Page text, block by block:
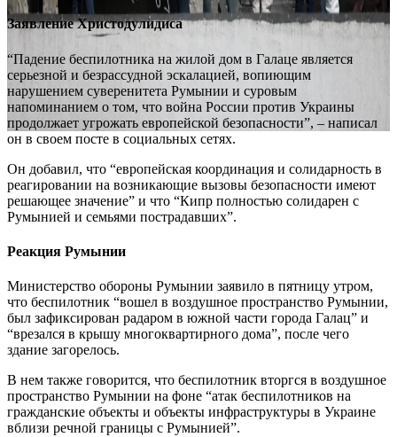
Заявление Христодулидиса
“Падение беспилотника на жилой дом в Галаце является
серьезной и безрассудной эскалацией, вопиющим
нарушением суверенитета Румынии и суровым
напоминанием о том, что война России против Украины
продолжает угрожать европейской безопасности”, – написал
он в своем посте в социальных сетях.
Он добавил, что “европейская координация и солидарность в
реагировании на возникающие вызовы безопасности имеют
решающее значение” и что “Кипр полностью солидарен с
Румынией и семьями пострадавших”.
Реакция Румынии
Министерство обороны Румынии заявило в пятницу утром,
что беспилотник “вошел в воздушное пространство Румынии,
был зафиксирован радаром в южной части города Галац” и
“врезался в крышу многоквартирного дома”, после чего
здание загорелось.
В нем также говорится, что беспилотник вторгся в воздушное
пространство Румынии на фоне “атак беспилотников на
гражданские объекты и объекты инфраструктуры в Украине
вблизи речной границы с Румынией”.